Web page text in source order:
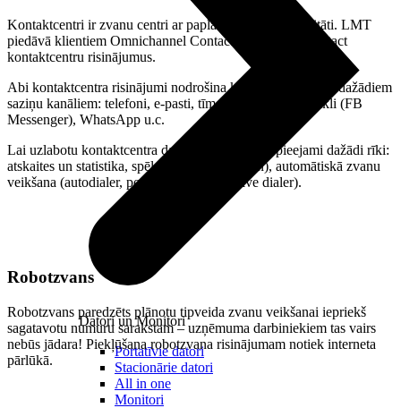
Datori un Monitori
Portatīvie datori
Stacionārie datori
All in one
Monitori
Kontaktcentri ir zvanu centri ar paplašinātu funkcionalitāti. LMT
piedāvā klientiem Omnichannel Contact Center un uContact
kontaktcentru risinājumus.
Abi kontaktcentra risinājumi nodrošina komunikāciju caur dažādiem
saziņu kanāliem: telefoni, e-pasti, tīmekļa čati, sociālie tīkli (FB
Messenger), WhatsApp u.c.
Lai uzlabotu kontaktcentra darbinieku darbu, ir pieejami dažādi rīki:
atskaites un statistika, spēļošana (gamification), automātiskā zvanu
veikšana (autodialer, power dialer, predictive dialer).
Robotzvans
Robotzvans paredzēts plānotu tipveida zvanu veikšanai iepriekš
sagatavotu numuru sarakstam – uzņēmuma darbiniekiem tas vairs
nebūs jādara! Piekļūšana robotzvana risinājumam notiek interneta
pārlūkā.